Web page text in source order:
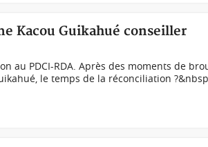
Kacou Guikahué conseiller
au PDCI-RDA. Après des moments de
le temps de la réconciliation